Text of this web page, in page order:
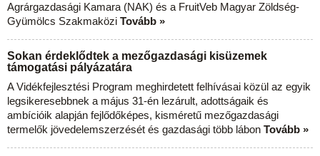
Agrárgazdasági Kamara (NAK) és a FruitVeb Magyar Zöldség-
Gyümölcs Szakmaközi Tovább »
Sokan érdeklődtek a mezőgazdasági kisüzemek
támogatási pályázatára
A Vidékfejlesztési Program meghirdetett felhívásai közül az egyik
legsikeresebbnek a május 31-én lezárult, adottságaik és
ambícióik alapján fejlődőképes, kisméretű mezőgazdasági
termelők jövedelemszerzését és gazdasági több lábon Tovább »